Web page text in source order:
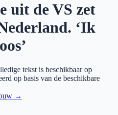
uit de VS zet
‘Ik
tekst is beschikbaar op
op basis van de beschikbare
→